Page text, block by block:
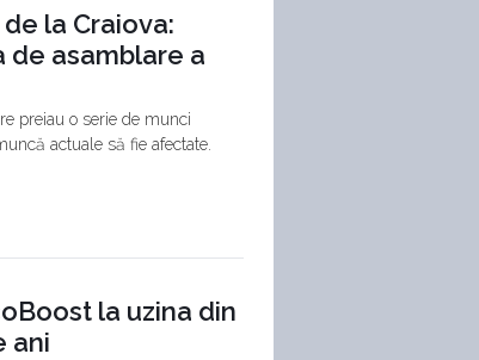
la Craiova:
de asamblare a
preiau o serie de munci
actuale să fie afectate.
la uzina din
ani